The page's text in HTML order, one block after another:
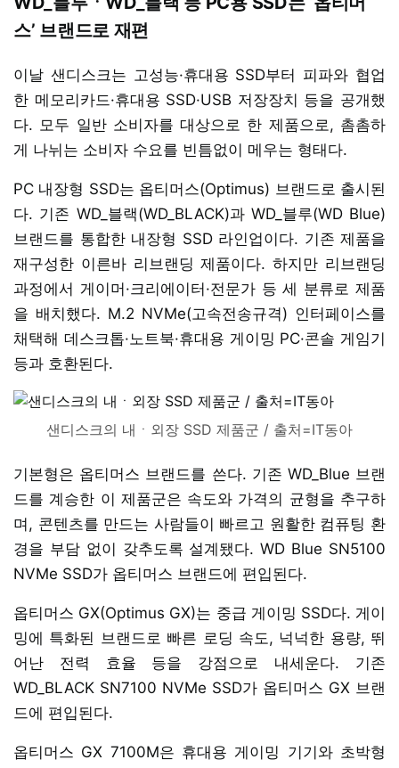
스’ 브랜드로 재편
이날 샌디스크는 고성능·휴대용 SSD부터 피파와 협업
한 메모리카드·휴대용 SSD·USB 저장장치 등을 공개했
다. 모두 일반 소비자를 대상으로 한 제품으로, 촘촘하
게 나뉘는 소비자 수요를 빈틈없이 메우는 형태다.
PC 내장형 SSD는 옵티머스(Optimus) 브랜드로 출시된
다. 기존 WD_블랙(WD_BLACK)과 WD_블루(WD Blue)
브랜드를 통합한 내장형 SSD 라인업이다. 기존 제품을
재구성한 이른바 리브랜딩 제품이다. 하지만 리브랜딩
과정에서 게이머·크리에이터·전문가 등 세 분류로 제품
을 배치했다. M.2 NVMe(고속전송규격) 인터페이스를
채택해 데스크톱·노트북·휴대용 게이밍 PC·콘솔 게임기
등과 호환된다.
샌디스크의 내ㆍ외장 SSD 제품군 / 출처=IT동아
기본형은 옵티머스 브랜드를 쓴다. 기존 WD_Blue 브랜
드를 계승한 이 제품군은 속도와 가격의 균형을 추구하
며, 콘텐츠를 만드는 사람들이 빠르고 원활한 컴퓨팅 환
경을 부담 없이 갖추도록 설계됐다. WD Blue SN5100
NVMe SSD가 옵티머스 브랜드에 편입된다.
옵티머스 GX(Optimus GX)는 중급 게이밍 SSD다. 게이
밍에 특화된 브랜드로 빠른 로딩 속도, 넉넉한 용량, 뛰
어난 전력 효율 등을 강점으로 내세운다. 기존
WD_BLACK SN7100 NVMe SSD가 옵티머스 GX 브랜
드에 편입된다.
옵티머스 GX 7100M은 휴대용 게이밍 기기와 초박형